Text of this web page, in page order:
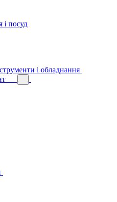
і посуд
і обладнання